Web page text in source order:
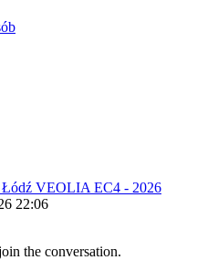
Łódź VEOLIA EC4 - 2026
22:06
the conversation.